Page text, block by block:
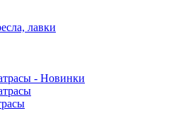
лавки
- Новинки